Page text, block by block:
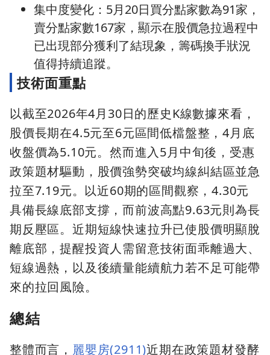
集中度變化：5月20日買分點家數為91家，
賣分點家數167家，顯示在股價急拉過程中
已出現部分獲利了結現象，籌碼換手狀況
值得持續追蹤。
技術面重點
以截至2026年4月30日的歷史K線數據來看，
股價長期在4.5元至6元區間低檔盤整，4月底
收盤價為5.10元。然而進入5月中旬後，受惠
政策題材驅動，股價強勢突破均線糾結區並急
拉至7.19元。以近60期的區間觀察，4.30元
具備長線底部支撐，而前波高點9.63元則為長
期反壓區。近期短線快速拉升已使股價明顯脫
離底部，提醒投資人需留意技術面乖離過大、
短線過熱，以及後續量能續航力若不足可能帶
來的拉回風險。
總結
整體而言， 麗嬰房(2911)近期在政策題材發酵